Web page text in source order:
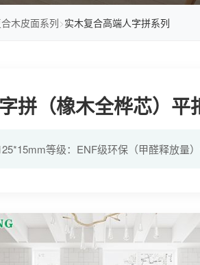
木皮面系列>实木复合高端人字拼系列
拼（橡木全桦芯）平
等级：ENF级环保（甲醛释放量